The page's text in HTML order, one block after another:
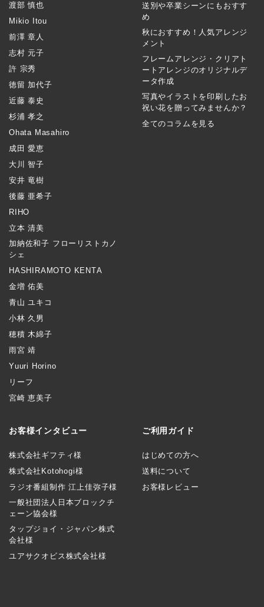
渡部 慎也
Mikio Itou
前澤 章人
志村 元子
許 宗秀
徳留 加代子
近藤 泰史
杉浦 孝之
Ohata Masahiro
成田 愛恵
大川 智子
安井 竜樹
後藤 亜希子
RIHO
立本 清美
加納佐和子 フローリストカノ
シェ
HASHIRAMOTO KENTA
金増 佑美
青山 ユキコ
小林 久男
穂積 木綿子
雨宮 靖
Yuuri Horino
リーフ
宮崎 恵美子
送別や卒業シーンにもおすす
め
秋におすすめ！人気アレンジ
メント
フレームアレンジ・クリアト
ートアレンジのオリジナルデ
ータ作成
写真やイラストを印刷したお
祝い花を贈ってみませんか？
全てのコラムを見る
お客様インタビュー
株式会社ギフティ様
株式会社Kotohogi様
ラジオ番組制作 江上佳弥子様
一般社団法人日本ブロックチ
ェーン協会様
タップジョイ・ジャパン株式
会社様
ユアサクオビス株式会社様
ご利用ガイド
はじめての方へ
送料について
お客様レビュー